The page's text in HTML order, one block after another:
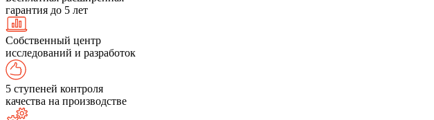
гарантия до 5 лет
Собственный центр
исследований и разработок
5 ступеней контроля
качества на производстве